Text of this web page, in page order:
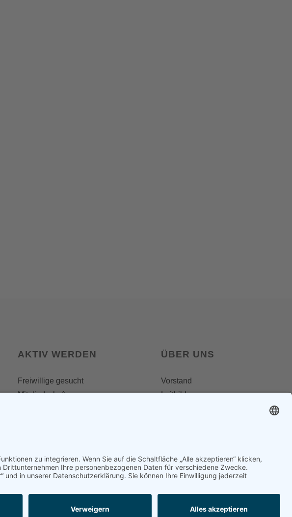
AKTIV WERDEN
Freiwillige gesucht
Mitgliedschaft
Shop
ÜBER UNS
Vorstand
Leitbild
Ausgezeichnet
Datenschutz